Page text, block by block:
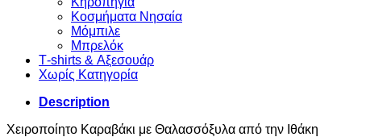
Κοσμήματα Νησαία
Μόμπιλε
Μπρελόκ
Τ-shirts & Αξεσουάρ
Χωρίς Κατηγορία
Description
Χειροποίητο Καραβάκι με Θαλασσόξυλα από την Ιθάκη